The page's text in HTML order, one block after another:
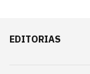
EDITORIAS